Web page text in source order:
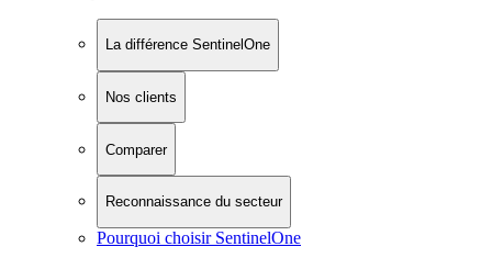
La différence SentinelOne
Nos clients
Comparer
Reconnaissance du secteur
Pourquoi choisir SentinelOne